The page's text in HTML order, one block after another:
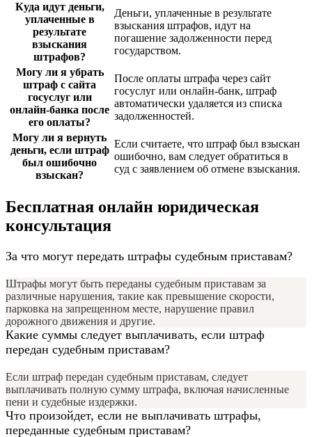
Куда идут деньги,
уплаченные в
результате
взыскания
штрафов?
Деньги, уплаченные в результате
взыскания штрафов, идут на
погашение задолженности перед
государством.
Могу ли я убрать
штраф с сайта
госуслуг или
онлайн-банка после
его оплаты?
После оплаты штрафа через сайт
госуслуг или онлайн-банк, штраф
автоматически удаляется из списка
задолженностей.
Могу ли я вернуть
деньги, если штраф
был ошибочно
взыскан?
Если считаете, что штраф был взыскан
ошибочно, вам следует обратиться в
суд с заявлением об отмене взыскания.
Бесплатная онлайн юридическая
консультация
За что могут передать штрафы судебным приставам?
Штрафы могут быть переданы судебным приставам за
различные нарушения, такие как превышение скорости,
парковка на запрещенном месте, нарушение правил
дорожного движения и другие.
Какие суммы следует выплачивать, если штраф
передан судебным приставам?
Если штраф передан судебным приставам, следует
выплачивать полную сумму штрафа, включая начисленные
пени и судебные издержки.
Что произойдет, если не выплачивать штрафы,
переданные судебным приставам?